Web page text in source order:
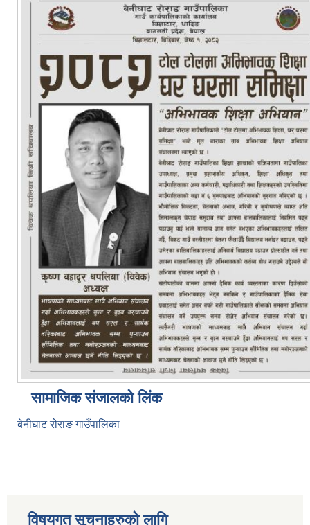
सामाजिक संजालको लिंक
बेनीघाट रोराङ गाउँपालिका
विषयगत सूचनाहरुको लागि